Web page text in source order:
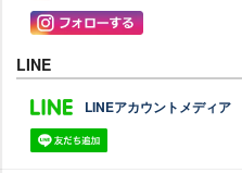
LINE
LINEアカウントメディア